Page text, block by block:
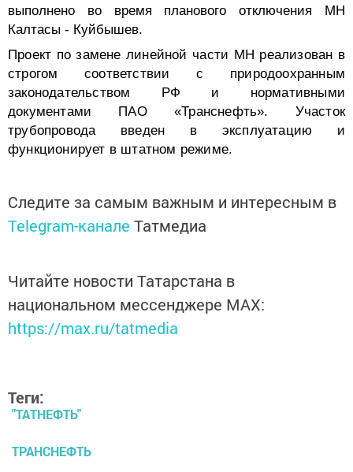
выполнено во время планового отключения МН
Калтасы - Куйбышев.
Проект по замене линейной части МН реализован в
строгом соответствии с природоохранным
законодательством РФ и нормативными
документами ПАО «Транснефть». Участок
трубопровода введен в эксплуатацию и
функционирует в штатном режиме.
Следите за самым важным и интересным в
Telegram-канале Татмедиа
Читайте новости Татарстана в
национальном мессенджере MАХ:
https://max.ru/tatmedia
Теги:
"ТАТНЕФТЬ"
ТРАНСНЕФТЬ